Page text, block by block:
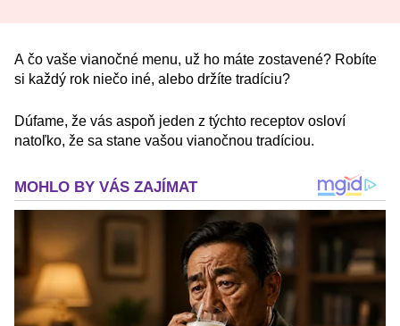
A čo vaše vianočné menu, už ho máte zostavené? Robíte
si každý rok niečo iné, alebo držíte tradíciu?
Dúfame, že vás aspoň jeden z týchto receptov osloví
natoľko, že sa stane vašou vianočnou tradíciou.